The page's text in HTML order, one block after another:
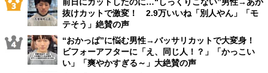
抜けカットで激変！ 2.9万いいね「別人やん」「モ
テそう」絶賛の声
“おかっぱ”に悩む男性→バッサリカットで大変身！
ビフォーアフターに「え、同じ人！？」「かっこい
い」「爽やかすぎる～」大絶賛の声